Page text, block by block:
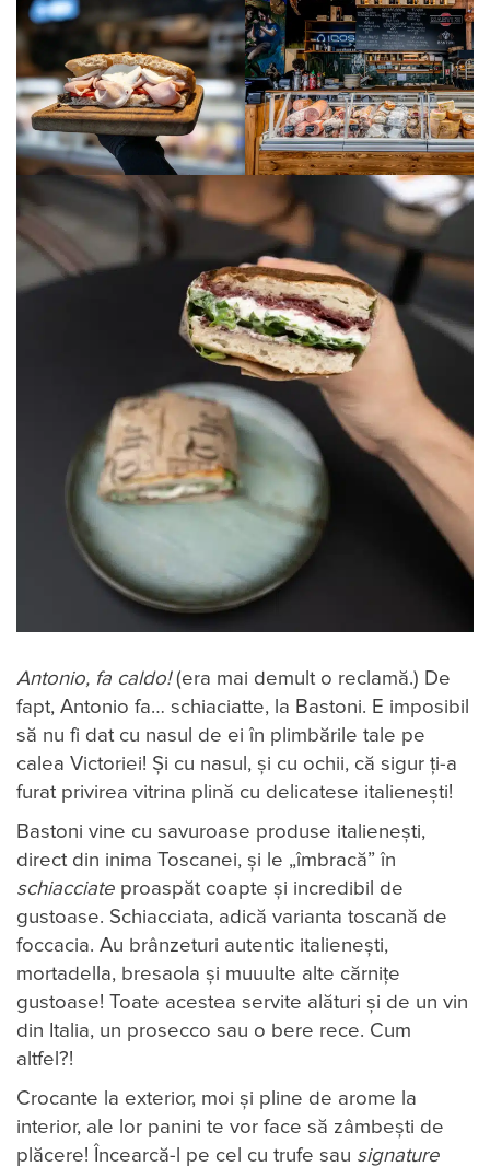
Antonio, fa caldo!(era mai demult o reclamă.) De
fapt, Antonio fa… schiaciatte, la Bastoni. E imposibil
să nu fi dat cu nasul de ei în plimbările tale pe
calea Victoriei! Și cu nasul, și cu ochii, că sigur ți-a
furat privirea vitrina plină cu delicatese italienești!
Bastoni vine cu savuroase produse italienești,
direct din inima Toscanei, și le „îmbracă” în
schiacciate proaspăt coapte și incredibil de
gustoase. Schiacciata, adică varianta toscană de
foccacia. Au brânzeturi autentic italienești,
mortadella, bresaola și muuulte alte cărnițe
gustoase! Toate acestea servite alături și de un vin
din Italia, un prosecco sau o bere rece. Cum
altfel?!
Crocante la exterior, moi și pline de arome la
interior, ale lor panini te vor face să zâmbești de
plăcere! Încearcă-l pe cel cu trufe sau signature